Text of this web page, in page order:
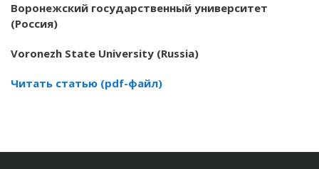
Воронежский государственный университет
(Россия)
Voronezh State University (Russia)
Читать статью (pdf-файл)